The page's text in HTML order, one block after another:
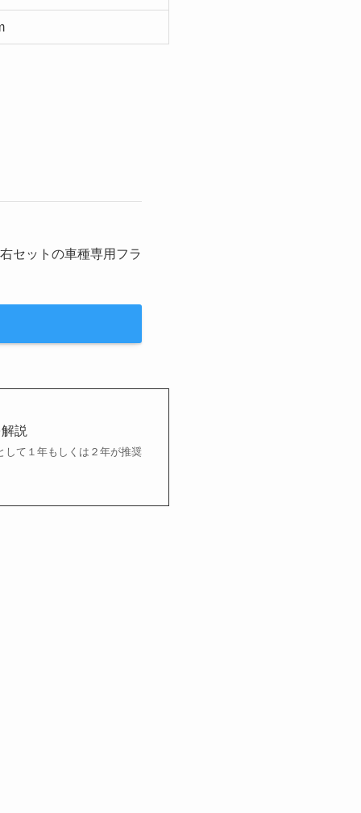
セットの車種専用フラ
説
して１年もしくは２年が推奨